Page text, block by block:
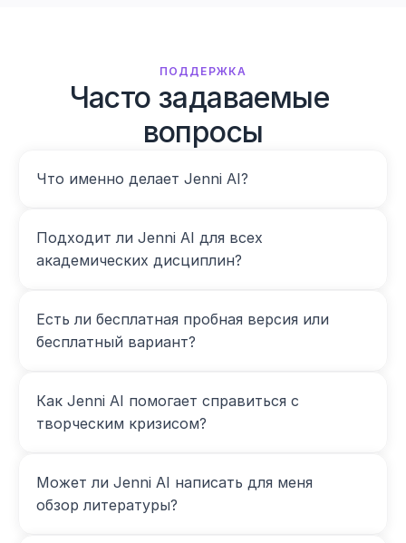
ПОДДЕРЖКА
Часто задаваемые
вопросы
Что именно делает Jenni AI?
Подходит ли Jenni AI для всех
академических дисциплин?
Есть ли бесплатная пробная версия или
бесплатный вариант?
Как Jenni AI помогает справиться с
творческим кризисом?
Может ли Jenni AI написать для меня
обзор литературы?